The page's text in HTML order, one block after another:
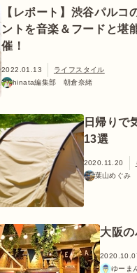
【レポート】渋谷パル
ントを音楽＆フードと堪
催！
2022.01.13
ライフスタイル
hinata編集部 朝倉奈緒
日帰りで
13選
2020.11.20
葉山めぐみ
大阪
ゆーまん